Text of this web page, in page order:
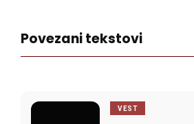
manjak empatije.
Povezani tekstovi
VEST